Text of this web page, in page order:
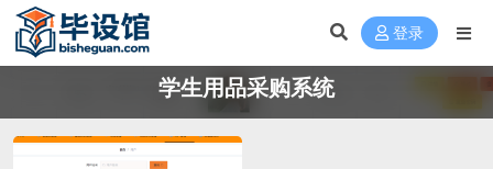
登录
学生用品采购系统